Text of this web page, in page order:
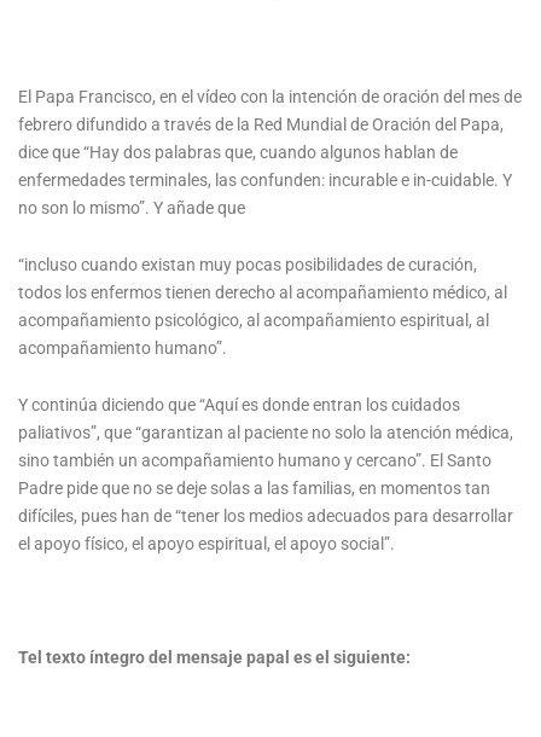
El Papa Francisco, en el vídeo con la intención de oración del mes de
febrero difundido a través de la Red Mundial de Oración del Papa,
dice que “Hay dos palabras que, cuando algunos hablan de
enfermedades terminales, las confunden: incurable e in-cuidable. Y
no son lo mismo”. Y añade que
“incluso cuando existan muy pocas posibilidades de curación,
todos los enfermos tienen derecho al acompañamiento médico, al
acompañamiento psicológico, al acompañamiento espiritual, al
acompañamiento humano”.
Y continúa diciendo que “Aquí es donde entran los cuidados
paliativos”, que “garantizan al paciente no solo la atención médica,
sino también un acompañamiento humano y cercano”. El Santo
Padre pide que no se deje solas a las familias, en momentos tan
difíciles, pues han de “tener los medios adecuados para desarrollar
el apoyo físico, el apoyo espiritual, el apoyo social”.
Tel texto íntegro del mensaje papal es el siguiente: